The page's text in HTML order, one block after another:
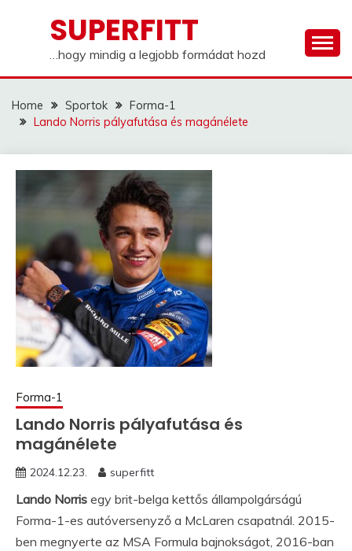
SUPERFITT
…hogy mindig a legjobb formádat hozd
Home Sportok
Forma-1
Lando Norris pályafutása és magánélete
Forma-1
Lando Norris pályafutása és
magánélete
2024.12.23. superfitt
Lando Norris egy brit-belga kettős állampolgárságú
Forma-1-es autóversenyző a McLaren csapatnál. 2015-
ben megnyerte az MSA Formula bajnokságot, 2016-ban